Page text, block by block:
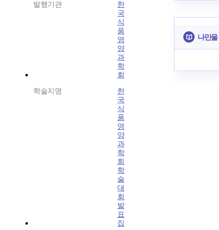
발행기관
한
국
식
품
영
양
과
학
회
학술지명
한
국
식
품
영
양
과
학
회
학
술
대
회
발
표
집
나만을